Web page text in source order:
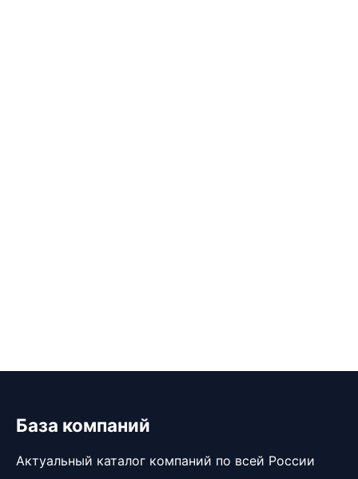
База компаний
Актуальный каталог компаний по всей России